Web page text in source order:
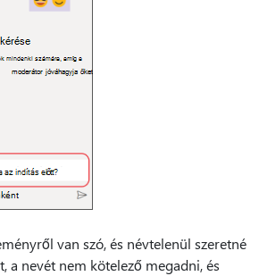
van szó, és névtelenül szeretné
a nevét nem kötelező megadni, és